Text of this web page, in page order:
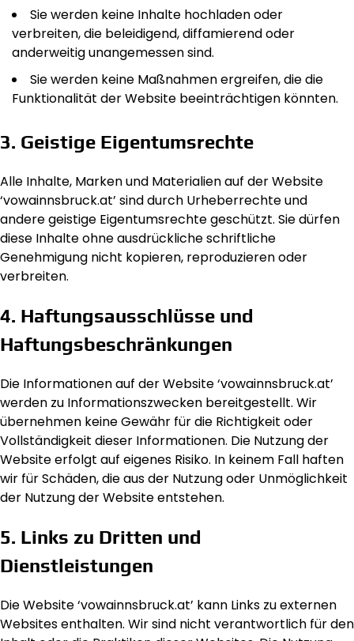
Sie werden keine Inhalte hochladen oder
verbreiten, die beleidigend, diffamierend oder
anderweitig unangemessen sind.
Sie werden keine Maßnahmen ergreifen, die die
Funktionalität der Website beeinträchtigen könnten.
3. Geistige Eigentumsrechte
Alle Inhalte, Marken und Materialien auf der Website
‘vowainnsbruck.at’ sind durch Urheberrechte und
andere geistige Eigentumsrechte geschützt. Sie dürfen
diese Inhalte ohne ausdrückliche schriftliche
Genehmigung nicht kopieren, reproduzieren oder
verbreiten.
4. Haftungsausschlüsse und
Haftungsbeschränkungen
Die Informationen auf der Website ‘vowainnsbruck.at’
werden zu Informationszwecken bereitgestellt. Wir
übernehmen keine Gewähr für die Richtigkeit oder
Vollständigkeit dieser Informationen. Die Nutzung der
Website erfolgt auf eigenes Risiko. In keinem Fall haften
wir für Schäden, die aus der Nutzung oder Unmöglichkeit
der Nutzung der Website entstehen.
5. Links zu Dritten und
Dienstleistungen
Die Website ‘vowainnsbruck.at’ kann Links zu externen
Websites enthalten. Wir sind nicht verantwortlich für den